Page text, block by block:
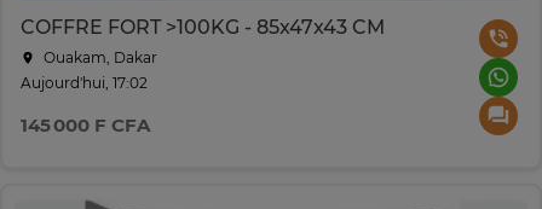
COFFRE FORT >100KG - 85x47x43 CM
Ouakam, Dakar
Aujourd'hui, 17:02
145 000 F CFA